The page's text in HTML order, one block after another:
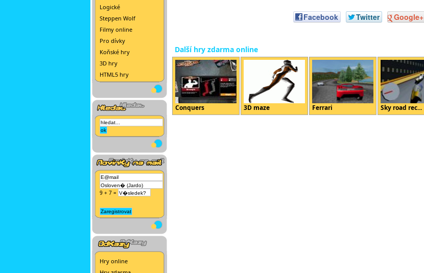
Logické
Steppen Wolf
Filmy online
Pro dívky
Koňské hry
3D hry
HTML5 hry
9 + 7 =
Hry online
Facebook Twitter Google+
Další hry zdarma online
Conquers 3D maze Ferrari Sky road rec...